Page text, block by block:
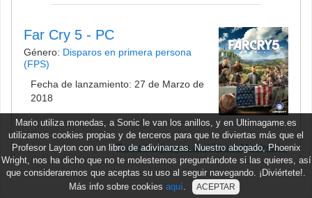
Far Cry 5 - PC
Género: Disparos en primera persona
(FPS)
Fecha de lanzamiento: 27 de Marzo de
2018
Todos los juegos de Ubisoft Montreal
Mario utiliza monedas, a Sonic le van los anillos, y en Ultimagame.es
utilizamos cookies propias y de terceros para que te diviertas más que el
Profesor Layton con un libro de adivinanzas. Nuestro abogado, Phoenix
Wright, nos ha dicho que no te molestemos preguntándote si las quieres, así
que consideraremos que aceptas su uso al seguir navegando. ¡Diviértete!.
Más info sobre cookies aquí. ACEPTAR